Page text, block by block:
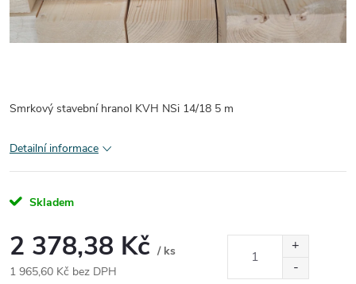
Smrkový stavební hranol KVH NSi 14/18 5 m
Detailní informace
Skladem
2 378,38 Kč / ks
1 965,60 Kč bez DPH